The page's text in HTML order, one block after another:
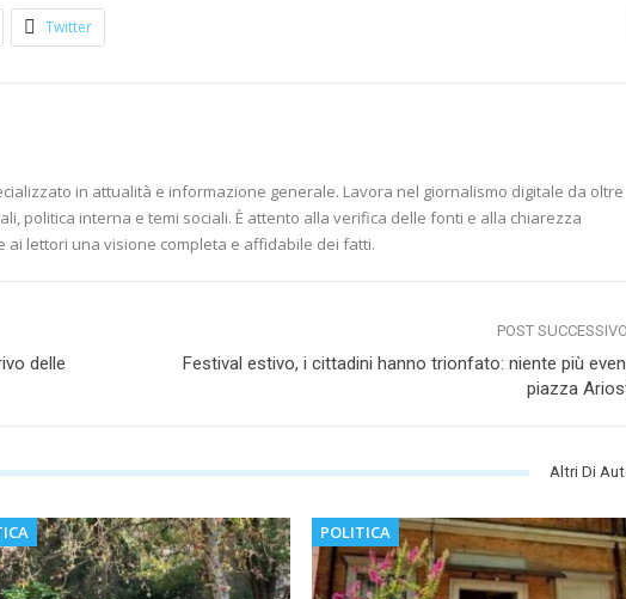
Twitter
in attualità e informazione generale. Lavora nel giornalismo digitale da oltre
politica interna e temi sociali. È attento alla verifica delle fonti e alla chiarezza
ai lettori una visione completa e affidabile dei fatti.
delle
POST SUCCESSIVO
Festival estivo, i cittadini hanno trionfato: niente più
piazza
Altri Di
POLITICA